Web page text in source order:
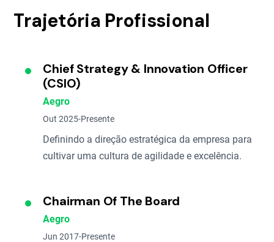
Trajetória Profissional
Chief Strategy & Innovation Officer
(CSIO)
Aegro
Out 2025-Presente
Definindo a direção estratégica da empresa para
cultivar uma cultura de agilidade e excelência.
Chairman Of The Board
Aegro
Jun 2017-Presente